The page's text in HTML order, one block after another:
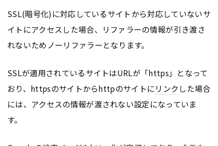
SSL(暗号化)に対応しているサイトから対応していないサ
イトにアクセスした場合、リファラーの情報が引き渡さ
れないためノーリファラーとなります。
SSLが適用されているサイトはURLが「https」となって
おり、httpsのサイトからhttpのサイトにリンク した場合
には、アクセスの情報が渡されない設定になっていま
す。